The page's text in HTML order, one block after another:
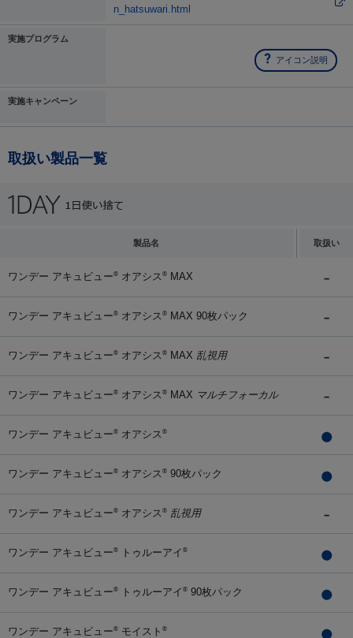
n_hatsuwari.html
実施プログラム
アイコン説明
実施キャンペーン
取扱い製品一覧
製品名 取扱い
ワンデー アキュビュー® オアシス ® MAX
ワンデー アキュビュー® オアシス ® MAX 90枚パック
ワンデー アキュビュー® オアシス ® MAX 乱視用
ワンデー アキュビュー® オアシス ® MAX マルチフォーカル
ワンデー アキュビュー® オアシス ®
ワンデー アキュビュー® オアシス ® 90枚パック
ワンデー アキュビュー® オアシス ® 乱視用
ワンデー アキュビュー® トゥルーアイ ®
ワンデー アキュビュー® トゥルーアイ ® 90枚パック
ワンデー アキュビュー® モイスト ®